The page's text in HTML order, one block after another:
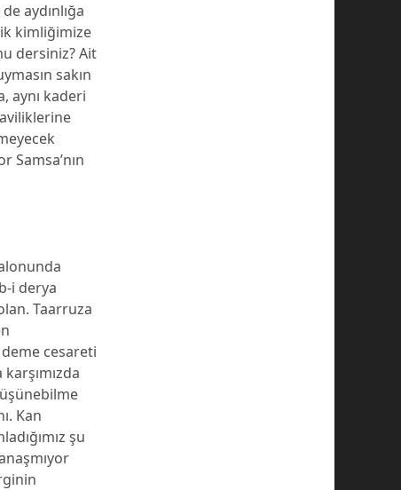
aydınlığa
kimliğimize
dersiniz? Ait
sakın
aynı kaderi
i derya
Taarruza
cesareti
Kan
şu